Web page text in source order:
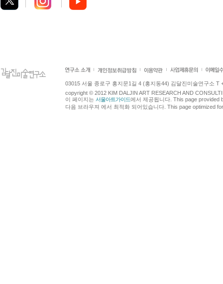
03015 서울 종로구 홍지문1길 4 (홍지동44) 김달진미술연구소 T
copyright © 2012 KIM DALJIN ART RESEARCH AND
이 페이지는 서울아트가이드에서 제공됩니다. This page provided
다음 브라우져 에서 최적화 되어있습니다. This page optimized